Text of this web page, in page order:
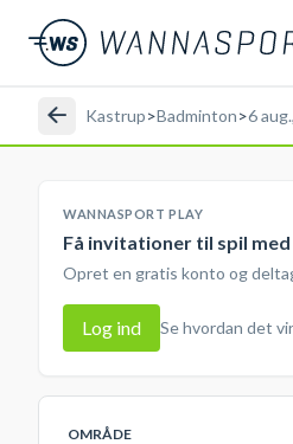
Kastrup>Badminton>6
WANNASPORT PLAY
Få invitationer til spil
Opret en gratis konto og
Log ind Se hvordan det
OMRÅDE